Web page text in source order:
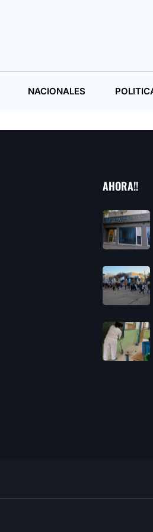
NACIONALES
AHORA!!